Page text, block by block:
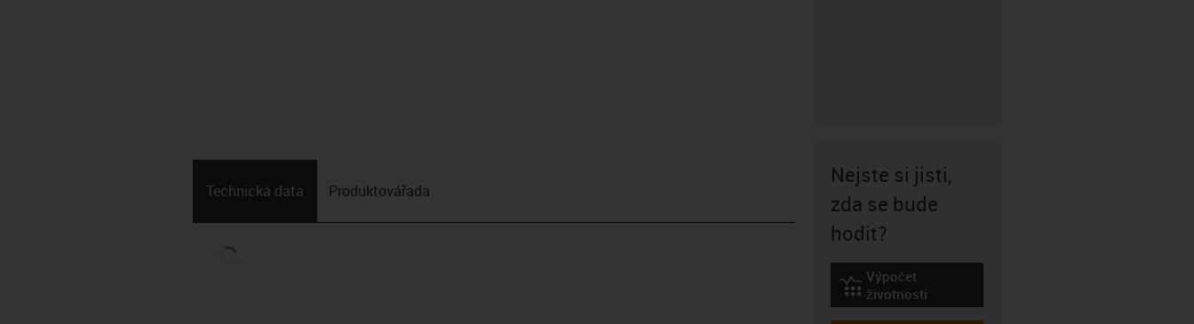
Technická data Produktová­řada
Nejste si jisti,
zda se bude
hodit?
igus-icon-lebensdauerrechner
Výpočet
životnosti